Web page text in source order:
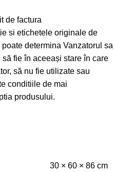
de factura
si etichetele originale de
determina Vanzatorul sa
fie în aceeași stare în care
să nu fie utilizate sau
conditiile de mai
produsului.
30 × 60 × 86 cm